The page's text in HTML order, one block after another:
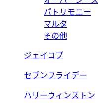
パトリモニー
マルタ
その他
ジェイコブ
セブンフライデー
ハリーウィンストン